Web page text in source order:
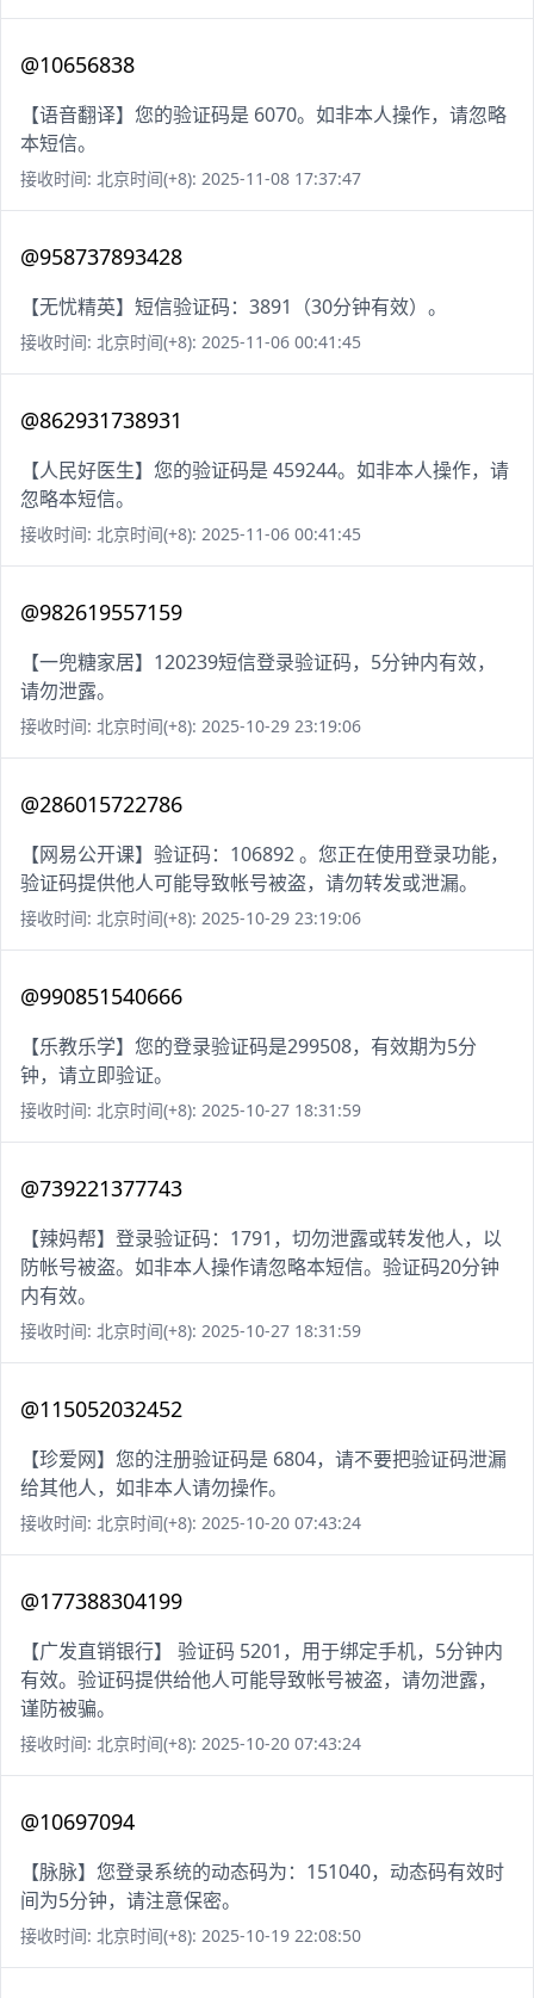
@10656838
【语音翻译】您的验证码是 6070。如非本人操作，请忽略
本短信。
接收时间: 北京时间(+8): 2025-11-08 17:37:47
@958737893428
【无忧精英】短信验证码：3891（30分钟有效）。
接收时间: 北京时间(+8): 2025-11-06 00:41:45
@862931738931
【人民好医生】您的验证码是 459244。如非本人操作，请
忽略本短信。
接收时间: 北京时间(+8): 2025-11-06 00:41:45
@982619557159
【一兜糖家居】120239短信登录验证码，5分钟内有效，
请勿泄露。
接收时间: 北京时间(+8): 2025-10-29 23:19:06
@286015722786
【网易公开课】验证码：106892 。您正在使用登录功能，
验证码提供他人可能导致帐号被盗，请勿转发或泄漏。
接收时间: 北京时间(+8): 2025-10-29 23:19:06
@990851540666
【乐教乐学】您的登录验证码是299508，有效期为5分
钟，请立即验证。
接收时间: 北京时间(+8): 2025-10-27 18:31:59
@739221377743
【辣妈帮】登录验证码：1791，切勿泄露或转发他人，以
防帐号被盗。如非本人操作请忽略本短信。验证码20分钟
内有效。
接收时间: 北京时间(+8): 2025-10-27 18:31:59
@115052032452
【珍爱网】您的注册验证码是 6804，请不要把验证码泄漏
给其他人，如非本人请勿操作。
接收时间: 北京时间(+8): 2025-10-20 07:43:24
@177388304199
【广发直销银行】 验证码 5201，用于绑定手机，5分钟内
有效。验证码提供给他人可能导致帐号被盗，请勿泄露，
谨防被骗。
接收时间: 北京时间(+8): 2025-10-20 07:43:24
@10697094
【脉脉】您登录系统的动态码为：151040，动态码有效时
间为5分钟，请注意保密。
接收时间: 北京时间(+8): 2025-10-19 22:08:50